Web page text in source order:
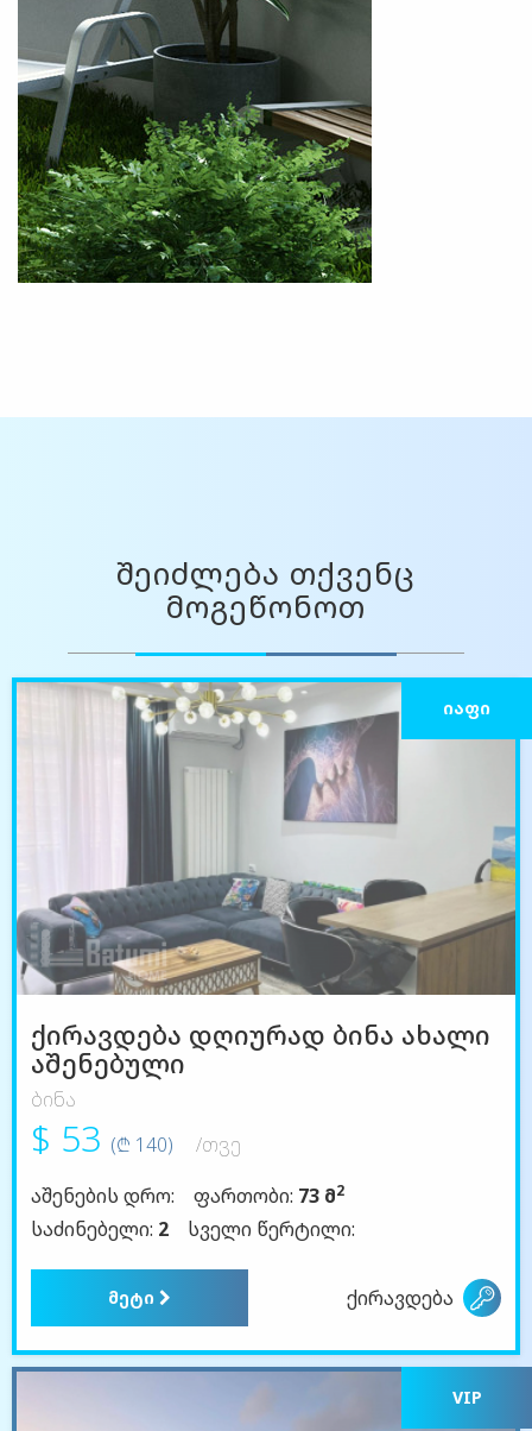
შეიძლება თქვენც
მოგეწონოთ
ᲘᲐᲤᲘ
ქირავდება დღიურად ბინა ახალი
აშენებული
ბინა
$ 53 (₾ 140)
/თვე
აშენების დრო:
ფართობი: 73 მ2
საძინებელი: 2 სველი წერტილი:
მეტი ქირავდება
VIP